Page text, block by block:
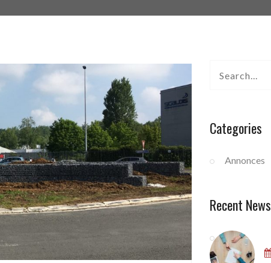
Categories
Annonces
Recent News